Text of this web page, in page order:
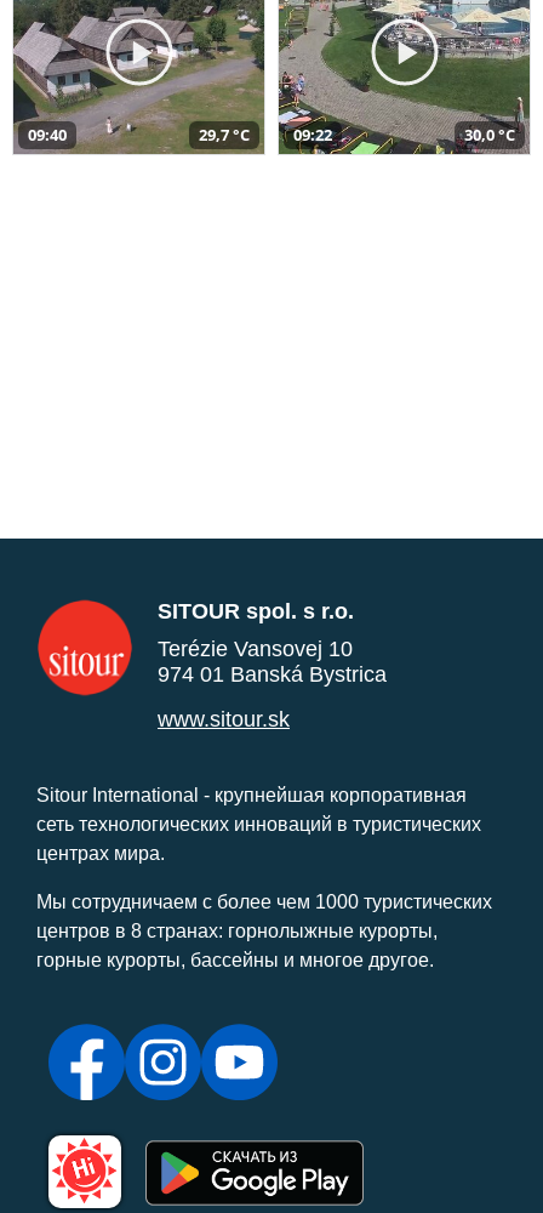
09:40 29,7 °C 09:22 30,0 °C
SITOUR spol. s r.o.
Terézie Vansovej 10
974 01 Banská Bystrica
www.sitour.sk
Sitour International - крупнейшая корпоративная
сеть технологических инноваций в туристических
центрах мира.
Мы сотрудничаем с более чем 1000 туристических
центров в 8 странах: горнолыжные курорты,
горные курорты, бассейны и многое другое.